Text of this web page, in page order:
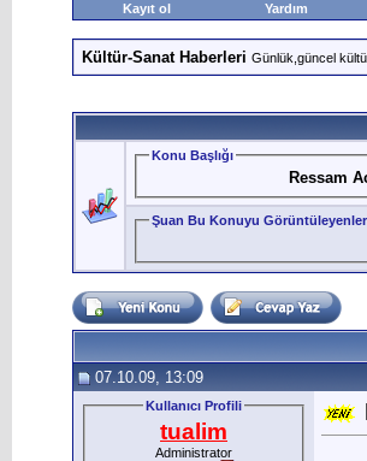
Kayıt ol Yardım
Kültür-Sanat Haberleri Günlük,güncel
Konu Başlığı
Ressam
Şuan Bu Konuyu Görüntüleyenler
07.10.09, 13:09
Kullanıcı Profili
tualim
Administrator